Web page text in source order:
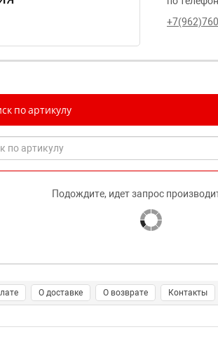
по артикулу
Подождите, идет запрос
О доставке О возврате Контакты